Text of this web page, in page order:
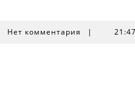
Нет комментария | 21:47